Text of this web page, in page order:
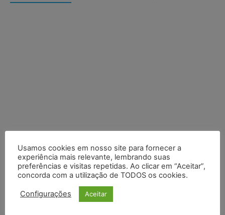
Usamos cookies em nosso site para fornecer a
experiência mais relevante, lembrando suas
preferências e visitas repetidas. Ao clicar em “Aceitar”,
concorda com a utilização de TODOS os cookies.
Configurações Aceitar